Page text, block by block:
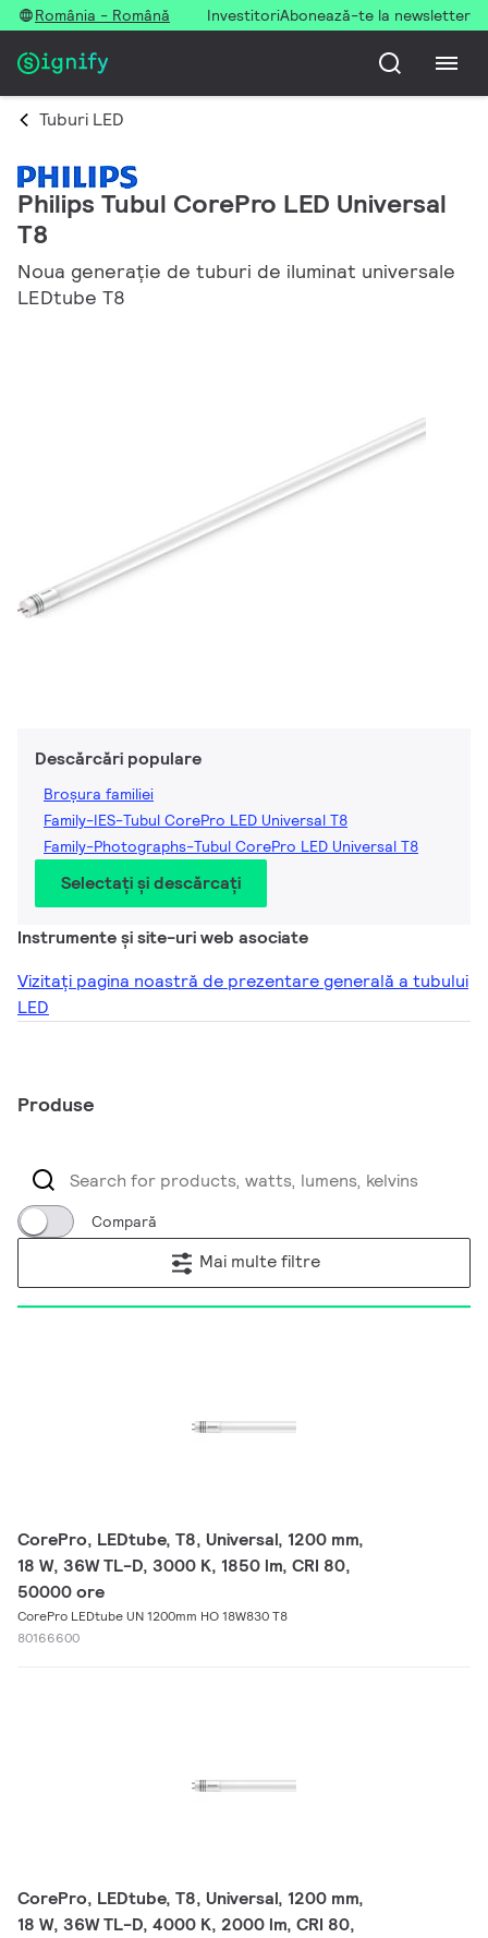
România - Română InvestitoriAbonează-te la newsletter
Tuburi LED
Philips Tubul CorePro LED Universal
T8
Noua generație de tuburi de iluminat universale
LEDtube T8
Descărcări populare
Broșura familiei
Family-IES-Tubul CorePro LED Universal T8
Family-Photographs-Tubul CorePro LED Universal T8
Selectați și descărcați
Instrumente și site-uri web asociate
Vizitați pagina noastră de prezentare generală a tubului
LED
Produse
Compară
Mai multe filtre
CorePro, LEDtube, T8, Universal, 1200 mm,
18 W, 36W TL-D, 3000 K, 1850 lm, CRI 80,
50000 ore
CorePro LEDtube UN 1200mm HO 18W830 T8
80166600
CorePro, LEDtube, T8, Universal, 1200 mm,
18 W, 36W TL-D, 4000 K, 2000 lm, CRI 80,